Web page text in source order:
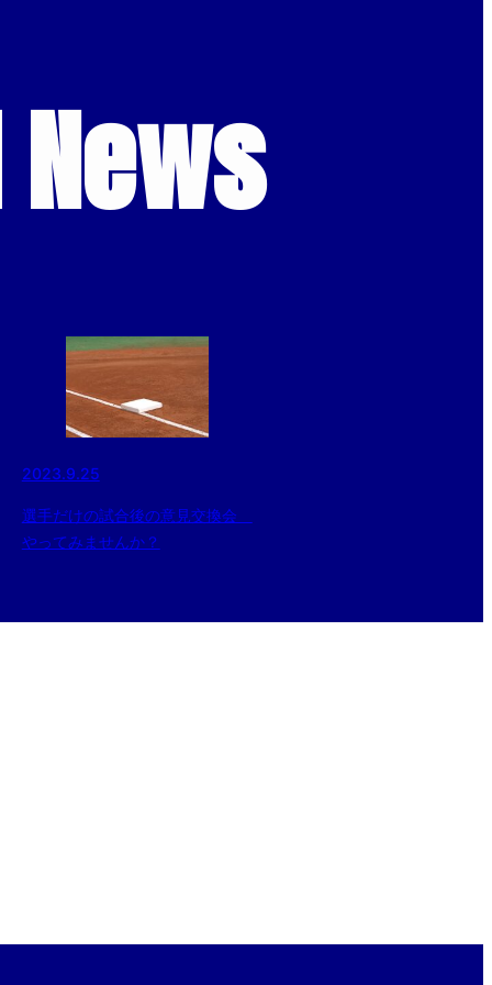
2023.9.25
選手だけの試合後の意見交換会
やってみませんか？